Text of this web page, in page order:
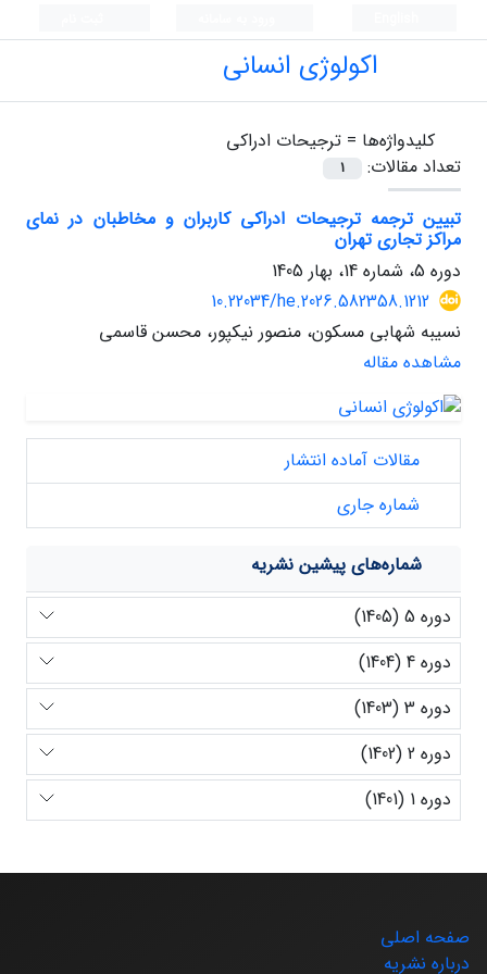
اکولوژی انسانی
کلیدواژه‌ها = ترجیحات ادراکی
تعداد مقالات:
1
تبیین ترجمه ترجیحات ادراکی کاربران و مخاطبان در نمای
مراکز تجاری تهران
دوره 5، شماره 14، بهار 1405
10.22034/he.2026.582358.1212
نسیبه شهابی مسکون، منصور نیکپور، محسن قاسمی
مشاهده مقاله
مقالات آماده انتشار
شماره جاری
شماره‌های پیشین نشریه
دوره 5 (1405)
دوره 4 (1404)
دوره 3 (1403)
دوره 2 (1402)
دوره 1 (1401)
صفحه اصلی
درباره نشریه